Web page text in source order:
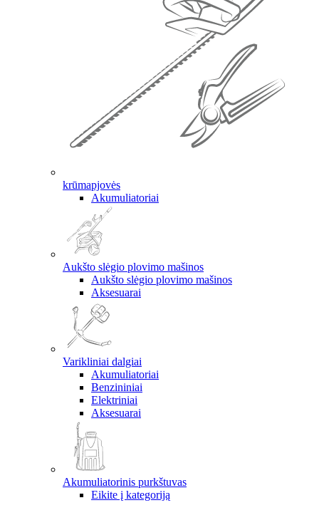
krūmapjovės
Akumuliatoriai
Aukšto slėgio plovimo mašinos
Aukšto slėgio plovimo mašinos
Aksesuarai
Varikliniai dalgiai
Akumuliatoriai
Benzininiai
Elektriniai
Aksesuarai
Akumuliatorinis purkštuvas
Eikite į kategoriją